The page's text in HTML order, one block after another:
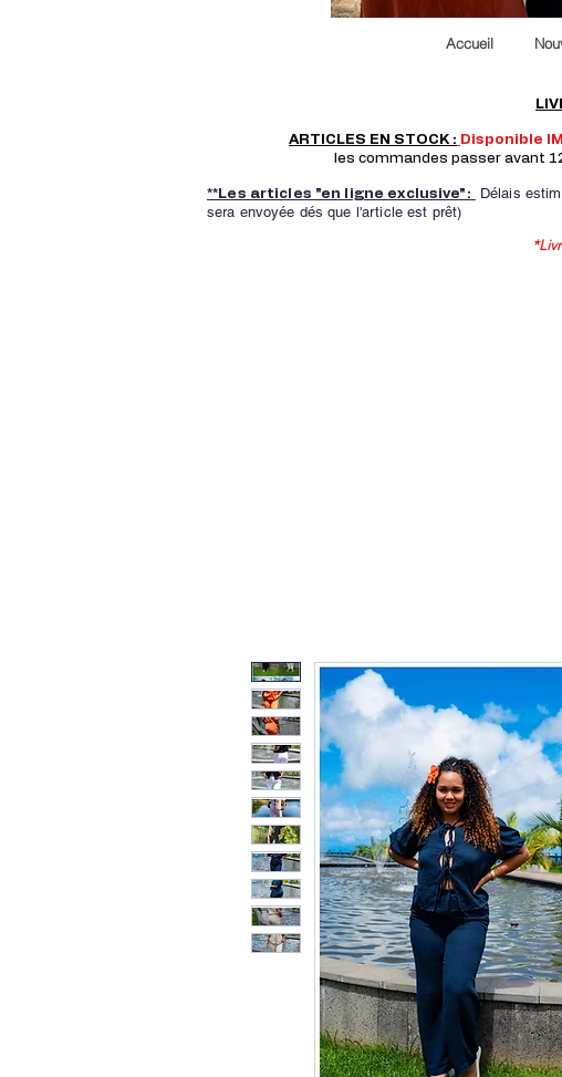
Accueil
ARTICLES EN STOCK : Disponible
les commandes passer avant
**Les articles "en ligne exclusive": Délais
sera envoyée dés que l'article est prêt)